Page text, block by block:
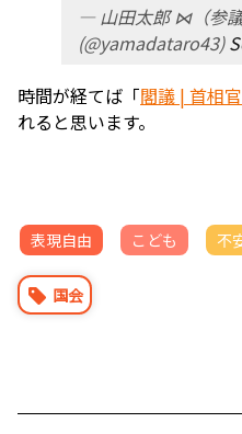
— 山田太郎 ⋈（参議
(@yamadataro43)
時間が経てば「閣議 | 首相
れると思います。
表現自由 こども 不
国会